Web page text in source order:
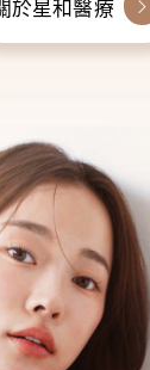
於星和醫療